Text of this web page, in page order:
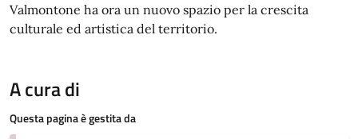
Valmontone ha ora un nuovo spazio per la crescita
culturale ed artistica del territorio.
A cura di
Questa pagina è gestita da